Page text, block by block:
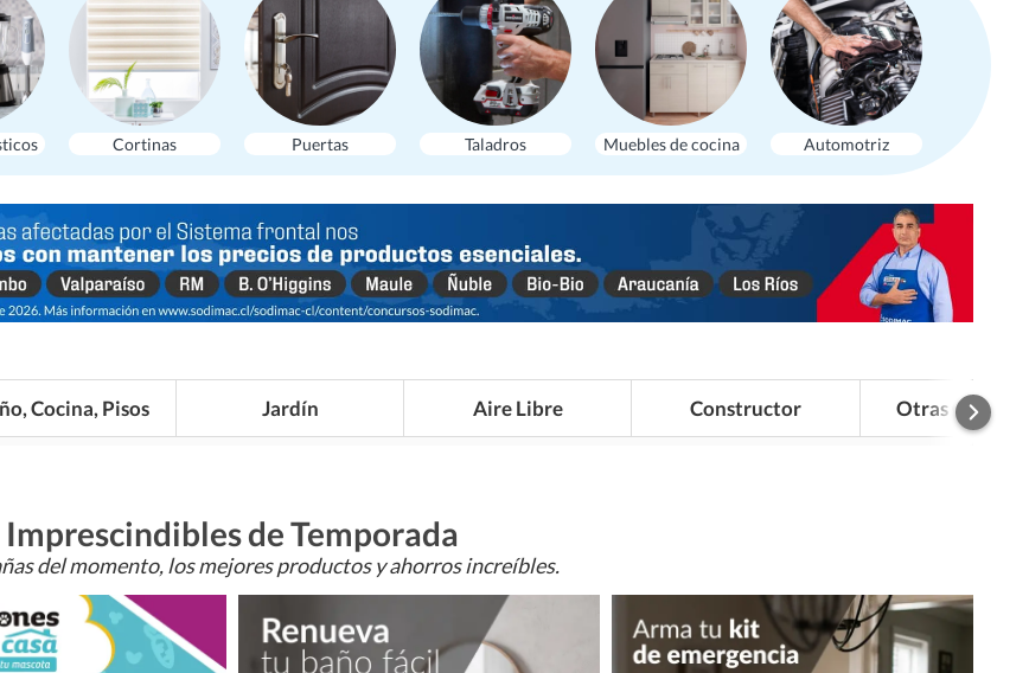
Cortinas Puertas Taladros Muebles de cocina Automotriz
Cocina, Pisos Jardín Aire Libre Constructor Otras
Imprescindibles de Temporada
del momento, los mejores productos y ahorros increíbles.